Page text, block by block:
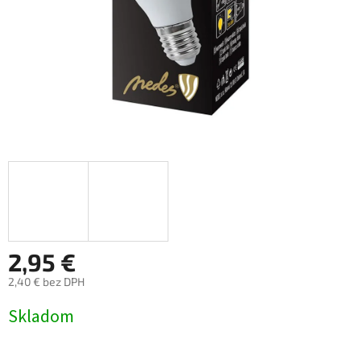
2,95 €
2,40 € bez DPH
cena:
Skladom